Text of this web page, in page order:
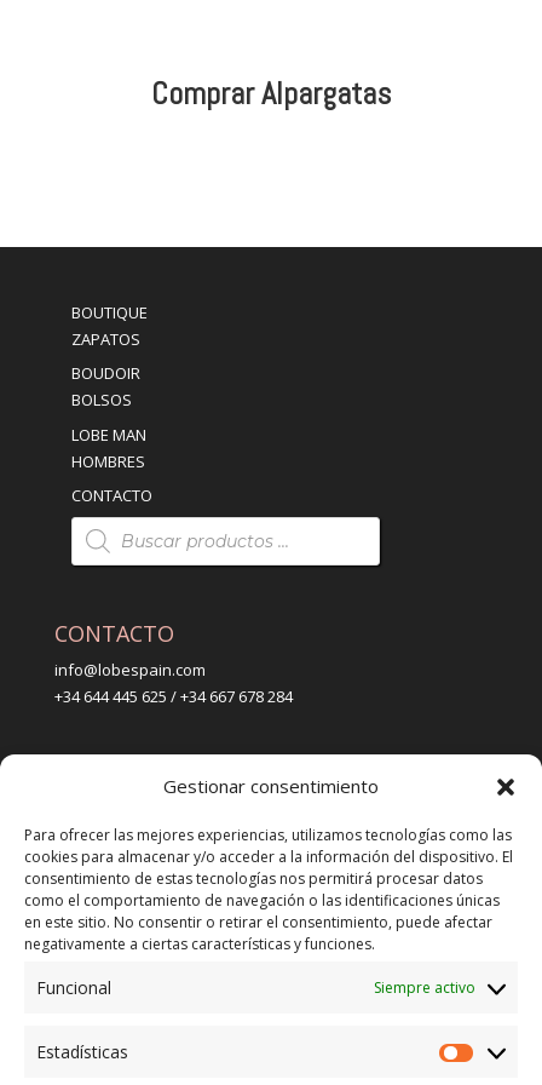
Gestionar consentimiento
Para ofrecer las mejores experiencias, utilizamos tecnologías como las
cookies para almacenar y/o acceder a la información del dispositivo. El
consentimiento de estas tecnologías nos permitirá procesar datos
como el comportamiento de navegación o las identificaciones únicas
en este sitio. No consentir o retirar el consentimiento, puede afectar
negativamente a ciertas características y funciones.
Funcional Siempre activo
Estadísticas
Comprar Alpargatas
BOUTIQUE
ZAPATOS
BOUDOIR
BOLSOS
LOBE MAN
HOMBRES
CONTACTO
Búsqueda
CONTACTO
info@lobespain.com
+34 644 445 625 / +34 667 678 284
C/ San José 6, 11004 Cádiz
LEGAL
POLÍTICA DE ENVÍO
ENVÍO GRATUITO*